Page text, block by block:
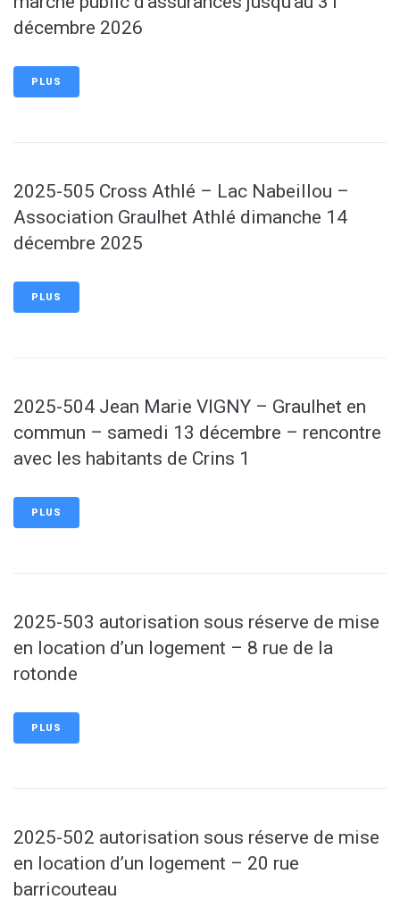
décembre 2026
PLUS
2025-505 Cross Athlé – Lac Nabeillou –
Association Graulhet Athlé dimanche 14
décembre 2025
PLUS
2025-504 Jean Marie VIGNY – Graulhet en
commun – samedi 13 décembre – rencontre
avec les habitants de Crins 1
PLUS
2025-503 autorisation sous réserve de mise
en location d’un logement – 8 rue de la
rotonde
PLUS
2025-502 autorisation sous réserve de mise
en location d’un logement – 20 rue
barricouteau